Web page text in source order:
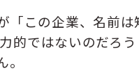
「この企業、名前は
的ではないのだろう